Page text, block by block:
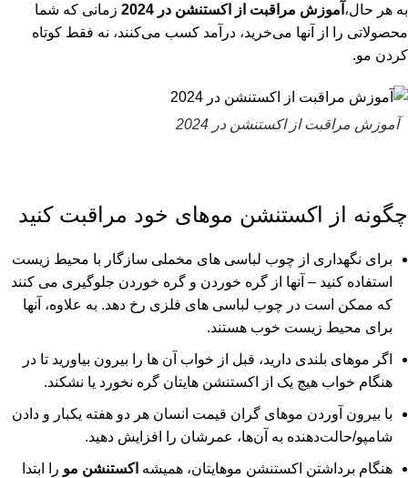
به هر حال، آموزش مراقبت از اکستنشن در 2024
زمانی که شما
محصولاتی را از آنها می‌خرید، درآمد کسب می‌کنند، نه فقط کوتاه
کردن مو.
آموزش مراقبت از اکستنشن در 2024
چگونه از اکستنشن موهای خود مراقبت کنید
برای نگهداری از چوب لباسی های مخملی سازگار با محیط زیست
استفاده کنید – آنها از گره خوردن و گره خوردن جلوگیری می کنند
که ممکن است در چوب لباسی های فلزی رخ دهد. به علاوه، آنها
برای محیط زیست خوب هستند.
اگر موهای بلندی دارید، قبل از خواب آن ها را بیرون بیاورید تا در
هنگام خواب هیچ یک از اکستنشن هایتان گره نخورد یا نشکند.
با بیرون آوردن موهای گران قیمت انسان هر دو هفته یکبار و دادن
شامپو/حالت‌دهنده به آن‌ها، عمرشان را افزایش دهید.
هنگام برداشتن اکستنشن موهایتان، همیشه اکستنشن مو را ابتدا